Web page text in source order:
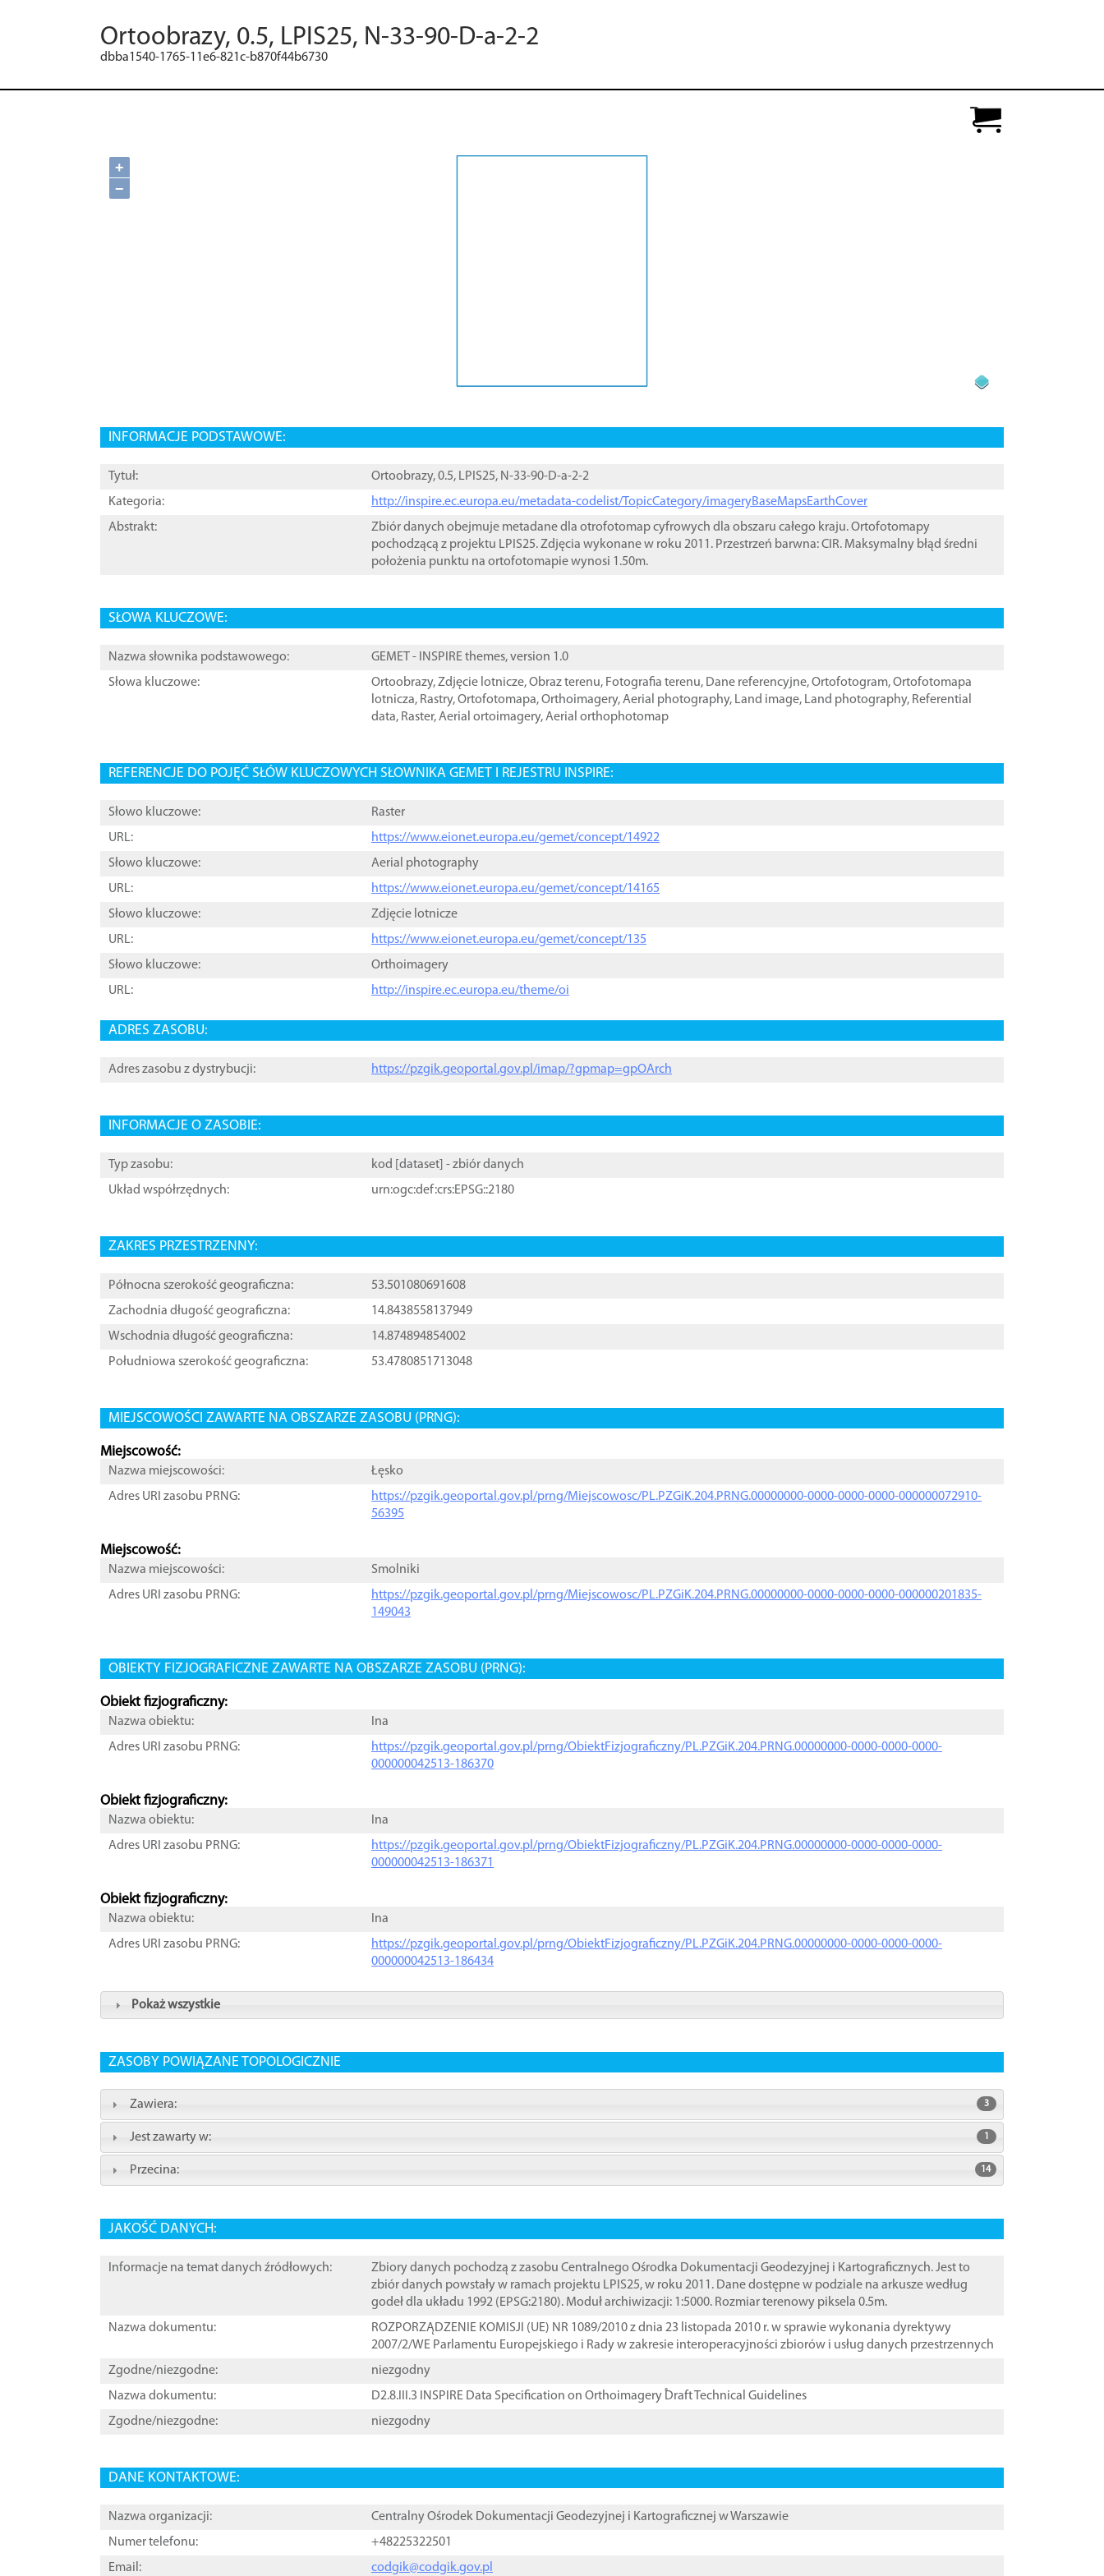
Ortoobrazy, 0.5, LPIS25, N-33-90-D-a-2-2
dbba1540-1765-11e6-821c-b870f44b6730
+
−
INFORMACJE PODSTAWOWE:
Tytuł:
Ortoobrazy, 0.5, LPIS25, N-33-90-D-a-2-2
Kategoria:
http://inspire.ec.europa.eu/metadata-codelist/TopicCategory/imageryBaseMapsEarthCover
Abstrakt:
Zbiór danych obejmuje metadane dla otrofotomap cyfrowych dla obszaru całego kraju. Ortofotomapy
pochodzącą z projektu LPIS25. Zdjęcia wykonane w roku 2011. Przestrzeń barwna: CIR. Maksymalny błąd średni
położenia punktu na ortofotomapie wynosi 1.50m.
SŁOWA KLUCZOWE:
Nazwa słownika podstawowego:
GEMET - INSPIRE themes, version 1.0
Słowa kluczowe:
Ortoobrazy,Zdjęcie lotnicze,Obraz terenu, Fotografia terenu, Dane referencyjne,Ortofotogram,Ortofotomapa
lotnicza, Rastry,Ortofotomapa,Orthoimagery,Aerial photography, Land image, Land photography, Referential
data, Raster,Aerial ortoimagery,Aerial orthophotomap
REFERENCJE DO POJĘĆ SŁÓW KLUCZOWYCH SŁOWNIKA GEMET I REJESTRU INSPIRE:
Słowo kluczowe:
Raster
URL:
https://www.eionet.europa.eu/gemet/concept/14922
Słowo kluczowe:
Aerial photography
URL:
https://www.eionet.europa.eu/gemet/concept/14165
Słowo kluczowe:
Zdjęcie lotnicze
URL:
https://www.eionet.europa.eu/gemet/concept/135
Słowo kluczowe:
Orthoimagery
URL:
http://inspire.ec.europa.eu/theme/oi
ADRES ZASOBU:
Adres zasobu z dystrybucji: https://pzgik.geoportal.gov.pl/imap/?gpmap=gpOArch
INFORMACJE O ZASOBIE:
Typ zasobu: kod [ dataset ] - zbiór danych
Układ współrzędnych:
urn:ogc:def:crs:EPSG::2180
ZAKRES PRZESTRZENNY:
Północna szerokość geograficzna:
53.501080691608
Zachodnia długość geograficzna:
14.8438558137949
Wschodnia długość geograficzna:
14.874894854002
Południowa szerokość geograficzna:
53.4780851713048
MIEJSCOWOŚCI ZAWARTE NA OBSZARZE ZASOBU (PRNG):
Miejscowość:
Nazwa miejscowości:
Łęsko
Adres URI zasobu PRNG:
https://pzgik.geoportal.gov.pl/prng/Miejscowosc/PL.PZGiK.204.PRNG.00000000-0000-0000-0000-000000072910-
56395
Miejscowość:
Nazwa miejscowości:
Smolniki
Adres URI zasobu PRNG:
https://pzgik.geoportal.gov.pl/prng/Miejscowosc/PL.PZGiK.204.PRNG.00000000-0000-0000-0000-000000201835-
149043
OBIEKTY FIZJOGRAFICZNE ZAWARTE NA OBSZARZE ZASOBU (PRNG):
Obiekt fizjograficzny:
Nazwa obiektu:
Ina
Adres URI zasobu PRNG:
https://pzgik.geoportal.gov.pl/prng/ObiektFizjograficzny/PL.PZGiK.204.PRNG.00000000-0000-0000-0000-
000000042513-186370
Obiekt fizjograficzny:
Nazwa obiektu:
Ina
Adres URI zasobu PRNG:
https://pzgik.geoportal.gov.pl/prng/ObiektFizjograficzny/PL.PZGiK.204.PRNG.00000000-0000-0000-0000-
000000042513-186371
Obiekt fizjograficzny:
Nazwa obiektu:
Ina
Adres URI zasobu PRNG:
https://pzgik.geoportal.gov.pl/prng/ObiektFizjograficzny/PL.PZGiK.204.PRNG.00000000-0000-0000-0000-
000000042513-186434
Pokaż wszystkie
ZASOBY POWIĄZANE TOPOLOGICZNIE
Zawiera: 3
Jest zawarty w: 1
Przecina: 14
JAKOŚĆ DANYCH:
Informacje na temat danych źródłowych:
Zbiory danych pochodzą z zasobu Centralnego Ośrodka Dokumentacji Geodezyjnej i Kartograficznych. Jest to
zbiór danych powstały w ramach projektu LPIS25, w roku 2011. Dane dostępne w podziale na arkusze według
godeł dla układu 1992 (EPSG:2180). Moduł archiwizacji: 1:5000. Rozmiar terenowy piksela 0.5m.
Nazwa dokumentu:
ROZPORZĄDZENIE KOMISJI (UE) NR 1089/2010 z dnia 23 listopada 2010 r. w sprawie wykonania dyrektywy
2007/2/WE Parlamentu Europejskiego i Rady w zakresie interoperacyjności zbiorów i usług danych przestrzennych
Zgodne/niezgodne:
niezgodny
Nazwa dokumentu:
D2.8.III.3 INSPIRE Data Specification on Orthoimagery ֠Draft Technical Guidelines
Zgodne/niezgodne:
niezgodny
DANE KONTAKTOWE:
Nazwa organizacji:
Centralny Ośrodek Dokumentacji Geodezyjnej i Kartograficznej w Warszawie
Numer telefonu:
+48225322501
Email:
codgik@codgik.gov.pl